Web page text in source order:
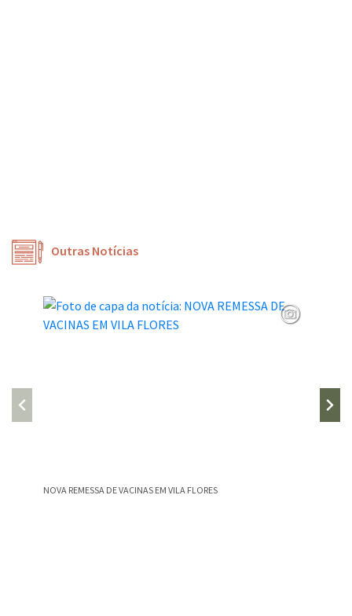
Outras Notícias
NOVA REMESSA DE VACINAS EM VILA FLORES